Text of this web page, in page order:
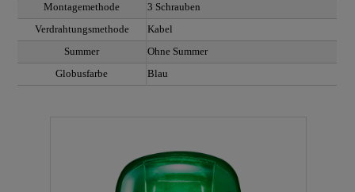
Montagemethode
3 Schrauben
Verdrahtungsmethode
Kabel
Summer
Ohne Summer
Globusfarbe
Blau